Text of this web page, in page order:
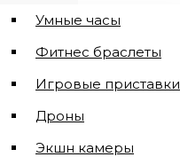
Умные часы
Фитнес браслеты
Игровые приставки
Дроны
Экшн камеры